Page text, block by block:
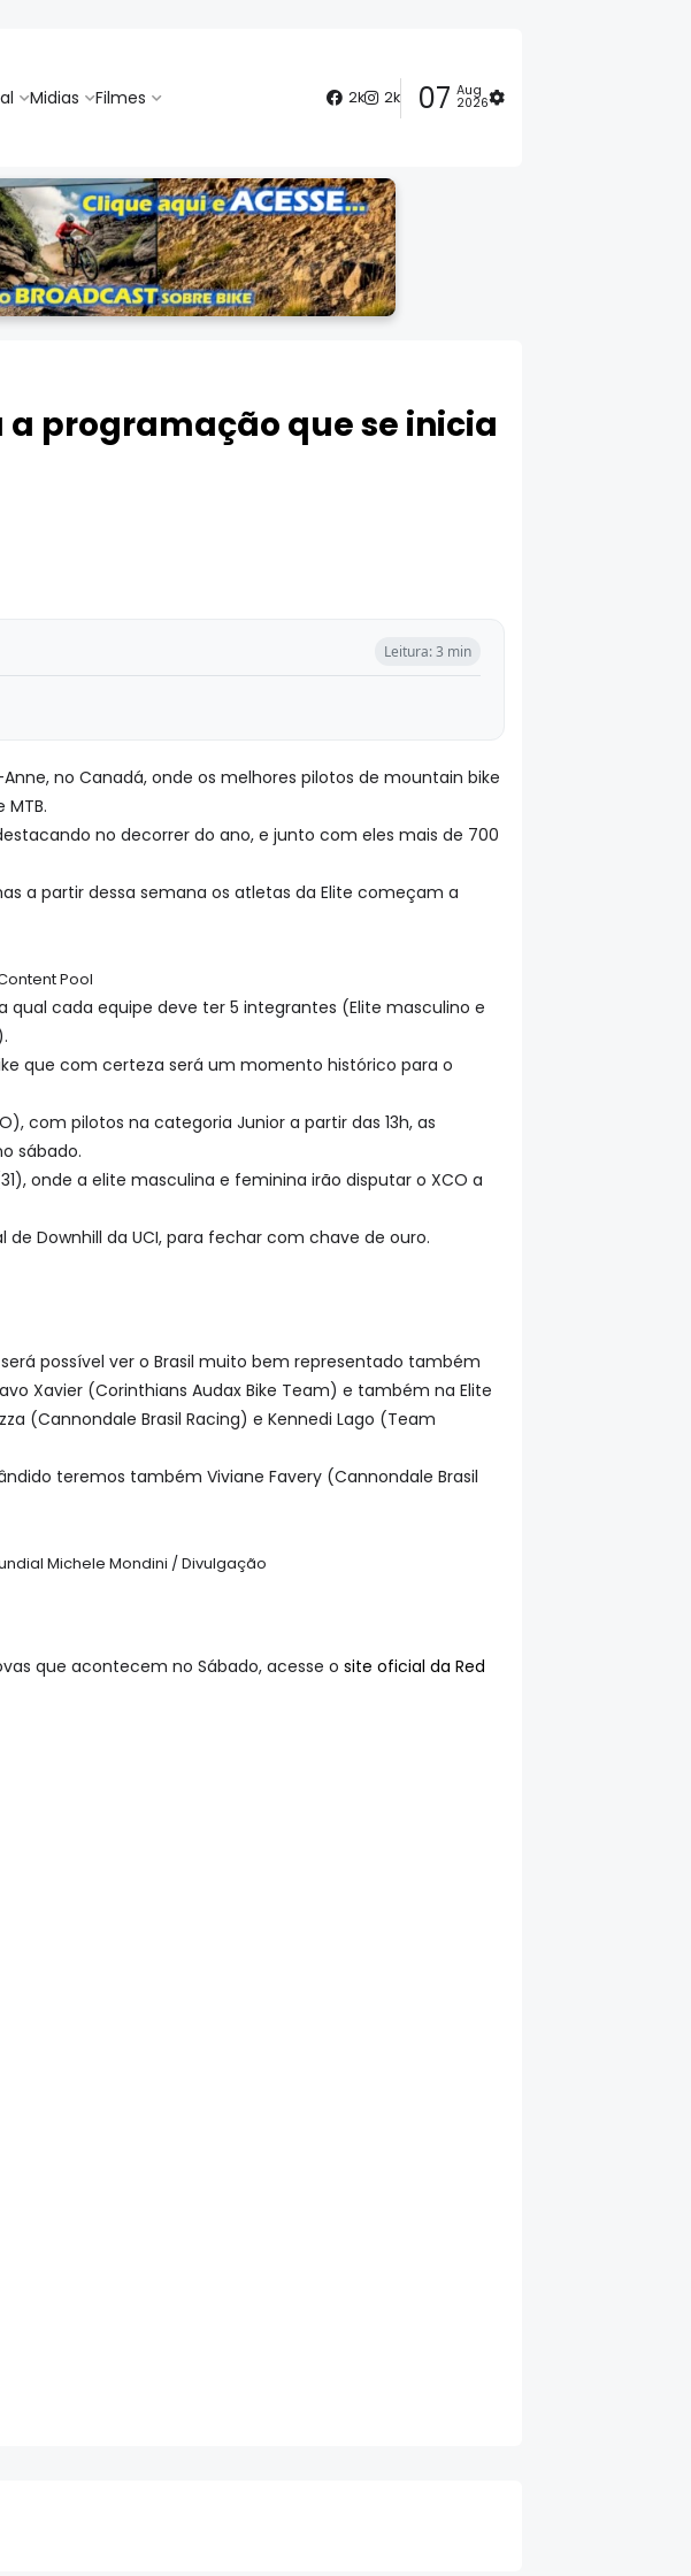
Midias Filmes 2k 2k 07 Aug
2026
a programação que se inicia
Leitura: 3 min
no Canadá, onde os melhores pilotos de mountain bike
no decorrer do ano, e junto com eles mais de 700
a partir dessa semana os atletas da Elite começam a
Pool
cada equipe deve ter 5 integrantes (Elite masculino e
que com certeza será um momento histórico para o
com pilotos na categoria Junior a partir das 13h, as
sábado.
onde a elite masculina e feminina irão disputar o XCO a
Downhill da UCI, para fechar com chave de ouro.
possível ver o Brasil muito bem representado também
Xavier (Corinthians Audax Bike Team) e também na Elite
(Cannondale Brasil Racing) e Kennedi Lago (Team
teremos também Viviane Favery (Cannondale Brasil
Michele Mondini / Divulgação
que acontecem no Sábado, acesse o site oficial da Red